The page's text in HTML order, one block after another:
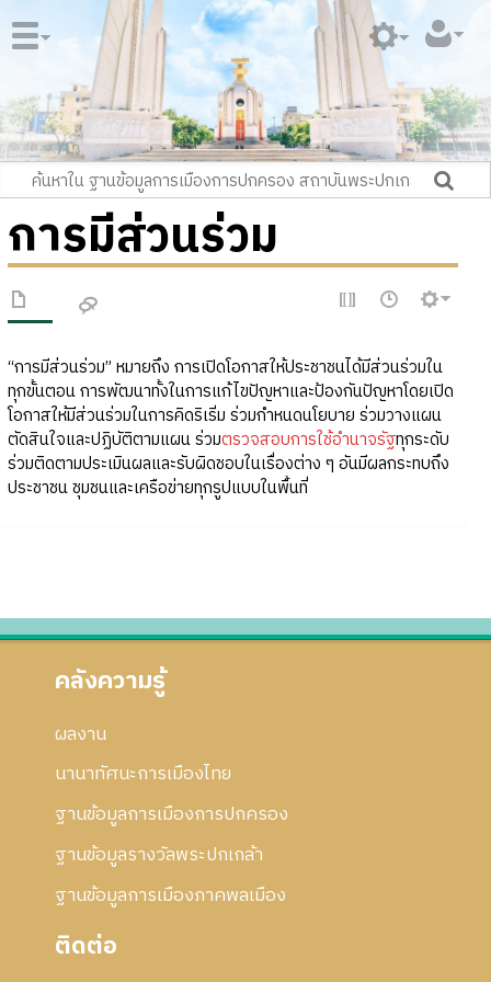
การมีส่วนร่วม
“การมีส่วนร่วม” หมายถึง การเปิดโอกาสให้ประชาชนได้มีส่วนร่วมใน
ทุกขั้นตอน การพัฒนาทั้งในการแก้ไขปัญหาและป้องกันปัญหาโดยเปิด
โอกาสให้มีส่วนร่วมในการคิดริเริ่ม ร่วมกำหนดนโยบาย ร่วมวางแผน
ตัดสินใจและปฏิบัติตามแผน ร่วมตรวจสอบการใช้อำนาจรัฐทุกระดับ
ร่วมติดตามประเมินผลและรับผิดชอบในเรื่องต่าง ๆ อันมีผลกระทบถึง
ประชาชน ชุมชนและเครือข่ายทุกรูปแบบในพื้นที่
คลังความรู้
ผลงาน
นานาทัศนะการเมืองไทย
ฐานข้อมูลการเมืองการปกครอง
ฐานข้อมูลรางวัลพระปกเกล้า
ฐานข้อมูลการเมืองภาคพลเมือง
ติดต่อ